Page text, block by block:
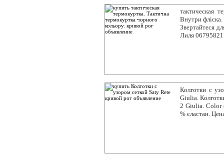
тактическая
Внутри фліска.
Звертайтеся
Лиля
Колготки с
Giulia.
2 Giulia. Color
% єластан.